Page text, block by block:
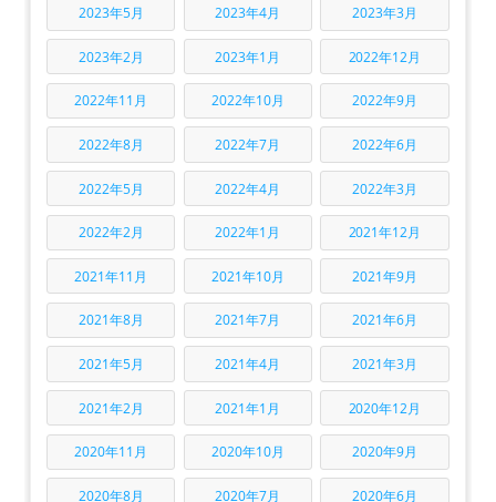
2023年5月 2023年4月 2023年3月
2023年2月 2023年1月 2022年12月
2022年11月 2022年10月 2022年9月
2022年8月 2022年7月 2022年6月
2022年5月 2022年4月 2022年3月
2022年2月 2022年1月 2021年12月
2021年11月 2021年10月 2021年9月
2021年8月 2021年7月 2021年6月
2021年5月 2021年4月 2021年3月
2021年2月 2021年1月 2020年12月
2020年11月 2020年10月 2020年9月
2020年8月 2020年7月 2020年6月